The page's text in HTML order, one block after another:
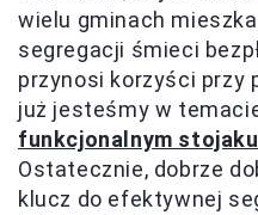
wielu gminach
segregacji śmieci
przynosi korzyści przy
już jesteśmy w
funkcjonalnym
Ostatecznie, dobrze
klucz do efektywnej